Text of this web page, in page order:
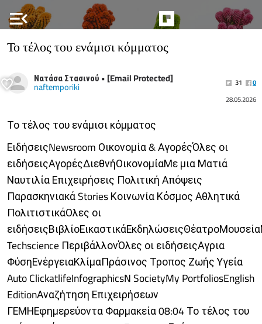
menu_open
Το τέλος του ενάμισι κόμματος
Νατάσα Στασινού • [Email Protected]
naftemporiki 31
0
28.05.2026
Το τέλος του ενάμισι κόμματος
ΕιδήσειςNewsroom Οικονομία & ΑγορέςΌλες οι
ειδήσειςΑγορέςΔιεθνήΟικονομίαΜε μια Ματιά
Ναυτιλία Επιχειρήσεις Πολιτική Απόψεις
Παρασκηνιακά Stories Κοινωνία Κόσμος Αθλητικά
ΠολιτιστικάΟλες οι
Techscience ΠεριβάλλονΌλες οι ειδήσειςΑγρια
ΦύσηΕνέργειαΚλίμαΠράσινος Τροπος Ζωής Υγεία
Auto ClickatlifeInfographicsN SocietyMy PortfoliosEnglish
EditionΑναζήτηση Επιχειρήσεων
ΓΕΜΗΕφημερεύοντα Φαρμακεία 08:04 Το τέλος του